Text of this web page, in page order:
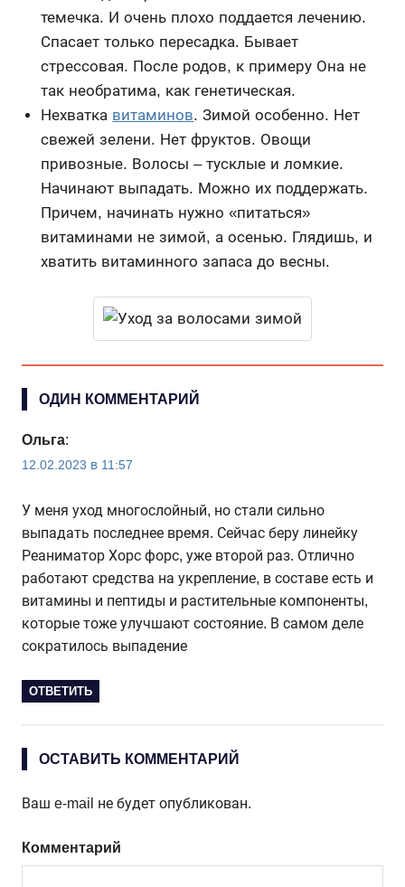
темечка. И очень плохо поддается лечению.
Спасает только пересадка. Бывает
стрессовая. После родов, к примеру Она не
так необратима, как генетическая.
Нехватка витаминов. Зимой особенно. Нет
свежей зелени. Нет фруктов. Овощи
привозные. Волосы – тусклые и ломкие.
Начинают выпадать. Можно их поддержать.
Причем, начинать нужно «питаться»
витаминами не зимой, а осенью. Глядишь, и
хватить витаминного запаса до весны.
ОДИН КОММЕНТАРИЙ
Ольга:
12.02.2023 в 11:57
У меня уход многослойный, но стали сильно
выпадать последнее время. Сейчас беру линейку
Реаниматор Хорс форс, уже второй раз. Отлично
работают средства на укрепление, в составе есть и
витамины и пептиды и растительные компоненты,
которые тоже улучшают состояние. В самом деле
сократилось выпадение
ОТВЕТИТЬ
ОСТАВИТЬ КОММЕНТАРИЙ
Ваш e-mail не будет опубликован.
Комментарий